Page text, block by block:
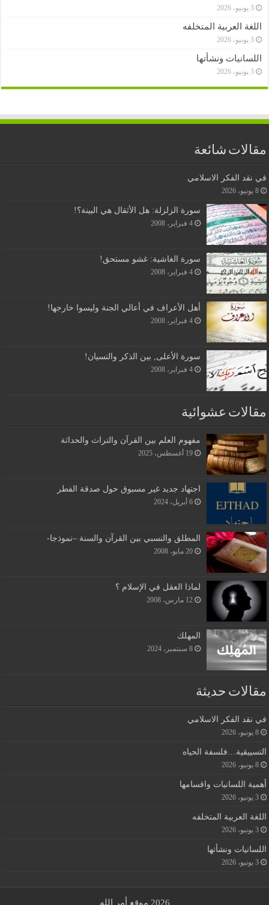
3 يونيو، 2026
اللغة العربية المتخلفه
3 يونيو، 2026
اللسانيات ونشأتها
3 يونيو، 2026
مقالات شائعة
في نقد الفكر الاسلامي
8 يونيو، 2026
سورة الزلزلة: هل الأثقال هي البينة؟!
4 فبراير، 2008
سورة الغاشية: غشو مستحق!
4 فبراير، 2008
أهل الأعراف في أعالي الجنة وليسوا خارجها!
4 فبراير، 2008
سورة الأعلى, بين الذكر والنسيان!
4 فبراير، 2008
مقالات عشوائية
مفهوم العلم بين القرآن والتراث والحداثة
19 أغسطس، 2025
اجتهاد جديد غير مسبوق حول صدقة الفطر
6 أبريل، 2024
المطلق والنسبي بين القرآن والسنة –نموذجا-
20 مايو، 2008
لماذا العقل في الإسلام ؟
12 مارس، 2008
المهلك
8 سبتمبر، 2024
مقالات حديثة
في نقد الفكر الاسلامي
8 يونيو، 2026
التسييقية…فلسفة الحياه
8 يونيو، 2026
أهمية اللسانيات واقسامها
3 يونيو، 2026
اللغة العربية المتخلفه
3 يونيو، 2026
اللسانيات ونشأتها
3 يونيو، 2026
2026 موقع أمر الله